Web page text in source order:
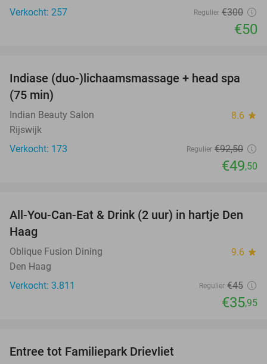
Verkocht: 257 Regulier €300
€50
46%
Indiase (duo-)lichaamsmassage + head spa
(75 min)
Indian Beauty Salon 8.6 star
Rijswijk
Verkocht: 173
Regulier €92,50
€49,50
20%
All-You-Can-Eat & Drink (2 uur) in hartje Den
Haag
Oblique Fusion Dining 9.6 star
Den Haag
Verkocht: 3.811
Regulier €45
€35,95
Entree tot Familiepark Drievliet